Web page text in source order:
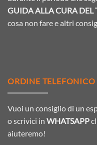
GUIDA ALLA CURA DEL
cosa non fare e altri
ORDINE TELEFONICO
Vuoi un consiglio di un
o scrivici in WHATSAPP
aiuteremo!